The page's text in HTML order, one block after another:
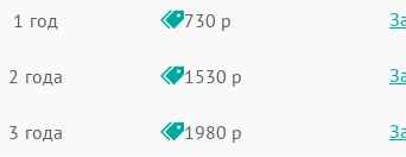
1 год 730 р
2 года 1530 р
3 года 1980 р